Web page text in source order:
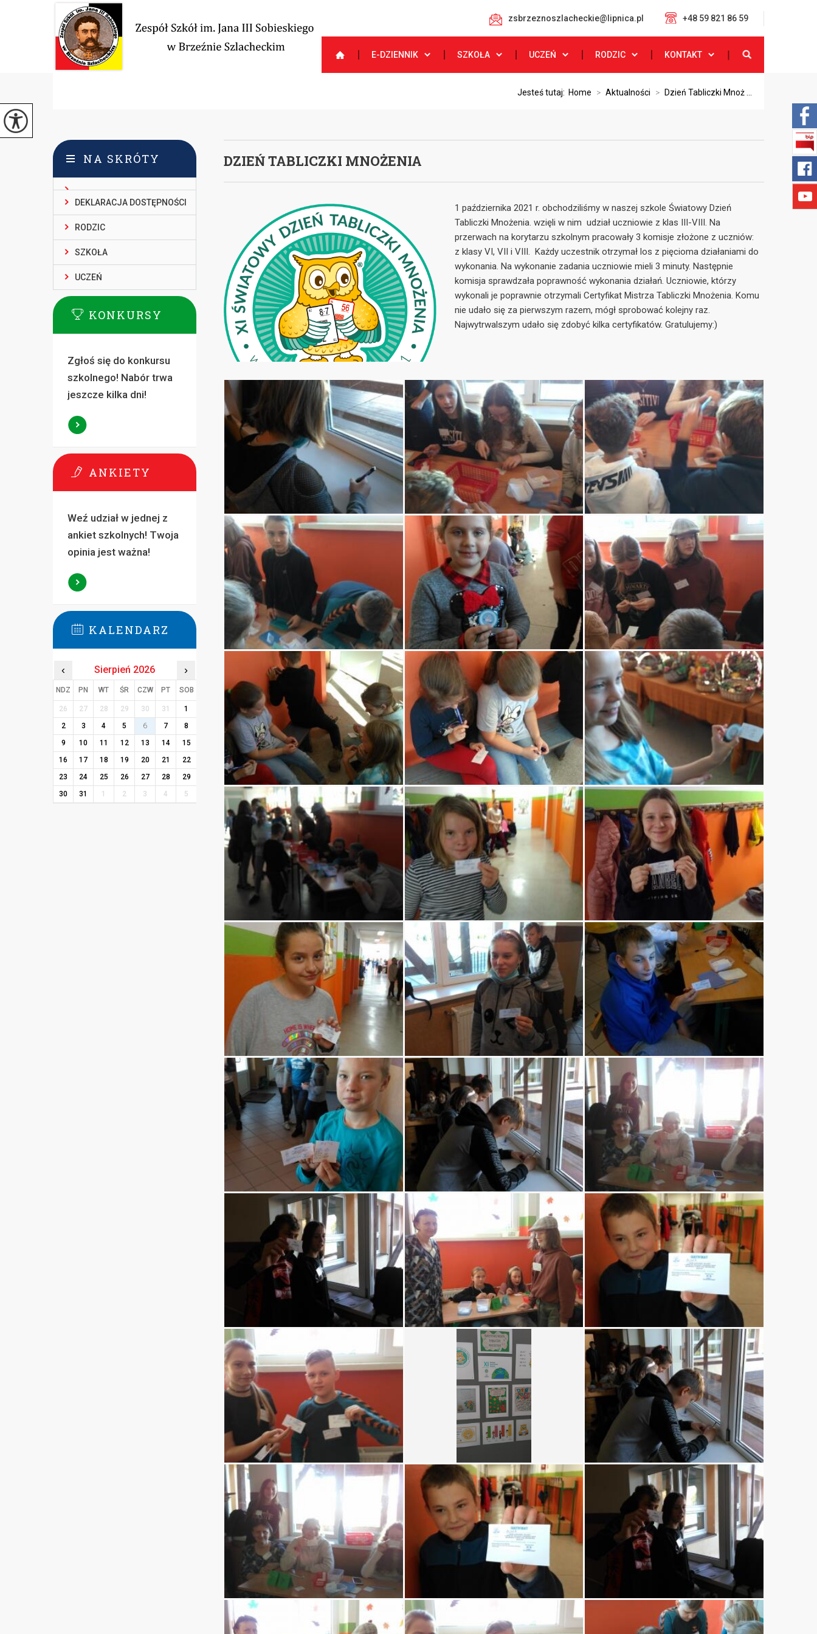
zsbrzeznoszlacheckie@lipnica.pl +48 59 821 86 59
E-DZIENNIK SZKOŁA UCZEŃ RODZIC KONTAKT
Jesteś tutaj: Home > Aktualności > Dzień Tabliczki Mnoż ...
DZIEŃ TABLICZKI MNOŻENIA
1 października 2021 r. obchodziliśmy w naszej szkole Światowy Dzień
Tabliczki Mnożenia. wzięli w nim udział uczniowie z klas III-VIII. Na
przerwach na korytarzu szkolnym pracowały 3 komisje złożone z uczniów:
z klasy VI, VII i VIII. Każdy uczestnik otrzymał los z pięcioma działaniami do
wykonania. Na wykonanie zadania uczniowie mieli 3 minuty. Następnie
komisja sprawdzała poprawność wykonania działań. Uczniowie, którzy
wykonali je poprawnie otrzymali Certyfikat Mistrza Tabliczki Mnożenia. Komu
nie udało się za pierwszym razem, mógł sprobować kolejny raz.
Najwytrwalszym udało się zdobyć kilka certyfikatów. Gratulujemy:)
NA SKRÓTY
DEKLARACJA DOSTĘPNOŚCI
RODZIC
SZKOŁA
UCZEŃ
KONKURSY
Zgłoś się do konkursu
szkolnego! Nabór trwa
jeszcze kilka dni!
ANKIETY
Weź udział w jednej z
ankiet szkolnych! Twoja
opinia jest ważna!
KALENDARZ
‹ Sierpień 2026 ›
NDZ PN WT ŚR CZW PT SOB
26 27 28 29 30 31
1
2
3 4 5 6 7
8
9
10 11 12 13 14
15
16
17 18 19 20 21
22
23
24 25 26 27 28
29
30
31 1 2 3 4 5